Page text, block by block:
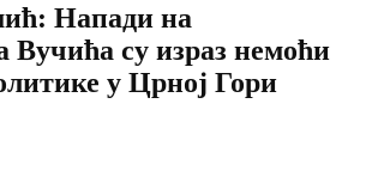
Напади на
Вучића су израз немоћи
у Црној Гори